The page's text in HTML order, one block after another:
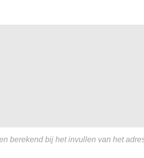
berekend bij het invullen van het